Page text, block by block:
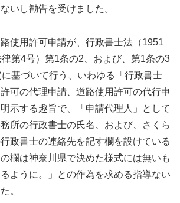
いし勧告を受けました。
使用許可申請が、行政書士法（1951
第4号）第1条の2、および、第1条の3
基づいて行う、いわゆる「行政書士
可の代理申請、道路使用許可の代行申
示する趣旨で、「申請代理人」として
所の行政書士の氏名、および、さくら
政書士の連絡先を記す欄を設けている
欄は神奈川県で決めた様式には無いも
ように。」との作為を求める指導ない
。